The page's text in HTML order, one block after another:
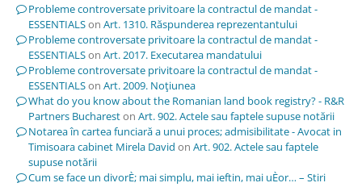
Probleme controversate privitoare la contractul de mandat -
ESSENTIALSon Art. 1310. Răspunderea reprezentantului
Probleme controversate privitoare la contractul de mandat -
ESSENTIALSon Art. 2017. Executarea mandatului
Probleme controversate privitoare la contractul de mandat -
ESSENTIALSon Art. 2009. Noţiunea
What do you know about the Romanian land book registry? - R&R
Partners Buchareston Art. 902. Actele sau faptele supuse notării
Notarea în cartea funciară a unui proces; admisibilitate - Avocat in
Timisoara cabinet Mirela David on Art. 902. Actele sau faptele
supuse notării
Cum se face un divorÈ; mai simplu, mai ieftin, mai uÈor… – Stiri